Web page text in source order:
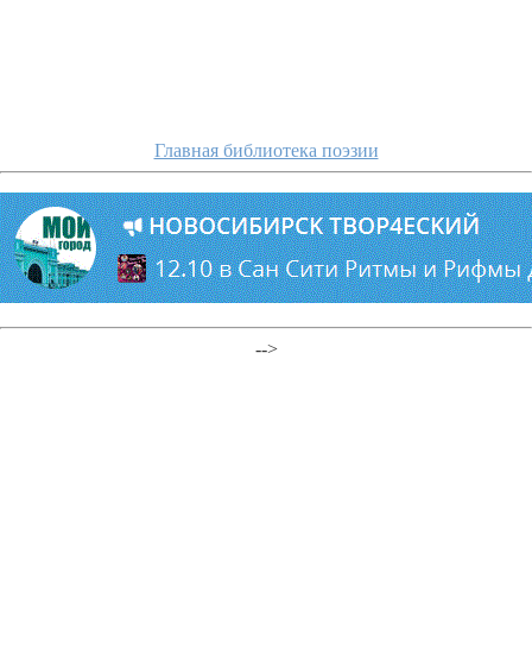
Главная библиотека поэзии
-->